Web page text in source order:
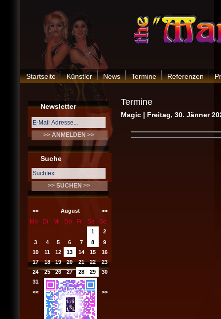
Startseite Künstler News Termine Referenzen
Newsletter
Suche
<< August >>
Mo Di Mi Do Fr Sa So
1
2
3
4 5 6 7 8
9
10
11 12 13 14 15
16
17
18 19 20 21 22
23
24
25 26 27 28 29
30
31
<<
2026 >>
Termine
Magic | Freitag, 30. Jänner